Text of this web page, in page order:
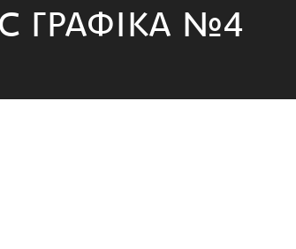
ГРАФІКА №4